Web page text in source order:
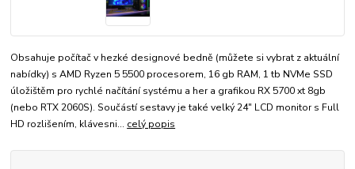
Obsahuje počítač v hezké designové bedně (můžete si vybrat z aktuální
nabídky) s AMD Ryzen 5 5500 procesorem, 16 gb RAM, 1 tb NVMe SSD
úložištěm pro rychlé načítání systému a her a grafikou RX 5700 xt 8gb
(nebo RTX 2060S). Součástí sestavy je také velký 24" LCD monitor s Full
HD rozlišením, klávesni... celý popis